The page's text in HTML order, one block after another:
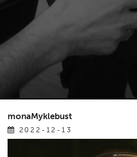
monaMyklebust
2022-12-13